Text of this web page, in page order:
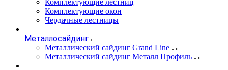
Комплектующие лестниц
Комплектующие окон
Чердачные лестницы
Металлосайдинг
Металлический сайдинг Grand Line
Металлический сайдинг Металл Профиль